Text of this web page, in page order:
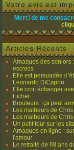
Votre avis est
Merci de me
Articles Récents
Arnaques des seniors
escrocs
Elle est persuadée
Leonardo DiCaprio
Elle croit échanger
Eicher
Brouteurs : ça peut
Les malheurs de
Les malheurs de
Un petit tour sur les
Arnaques en ligne :
l'amour
Le retraité de 68 ans